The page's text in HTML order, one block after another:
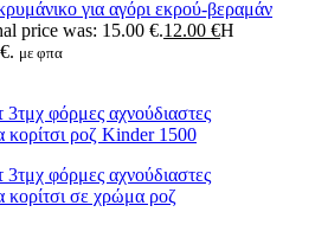
για αγόρι εκρού-βεραμάν
price was: 15.00 €.12.00 €Η
με φπα